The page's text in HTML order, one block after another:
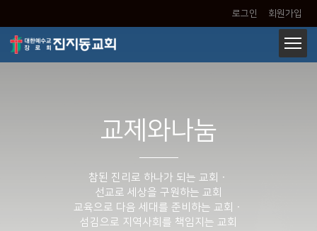
로그인 회원가입
교제와나눔
참된 진리로 하나가 되는 교회ㆍ
선교로 세상을 구원하는 교회
교육으로 다음 세대를 준비하는 교회ㆍ
섬김으로 지역사회를 책임지는 교회